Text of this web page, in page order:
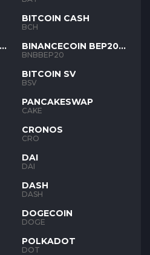
BITCOIN CASH
BCH
BINANCECOIN BEP20
BNB
BNBBEP20
BITCOIN SV
BSV
PANCAKESWAP
CAKE
CRONOS
CRO
DAI
DAI
DASH
DASH
DOGECOIN
DOGE
POLKADOT
DOT